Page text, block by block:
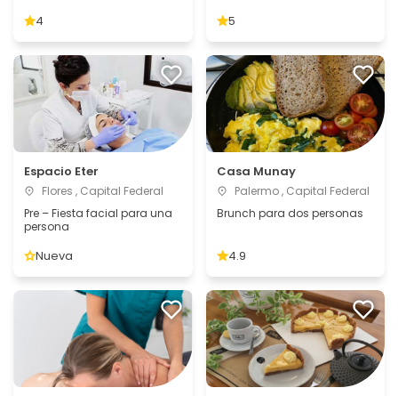
4 5
Espacio Eter
Flores , Capital Federal
Pre – Fiesta facial para una
persona
Nueva
Casa Munay
Palermo , Capital Federal
Brunch para dos personas
4.9